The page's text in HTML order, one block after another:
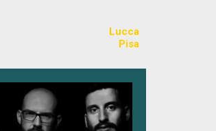
Lucca
Pisa